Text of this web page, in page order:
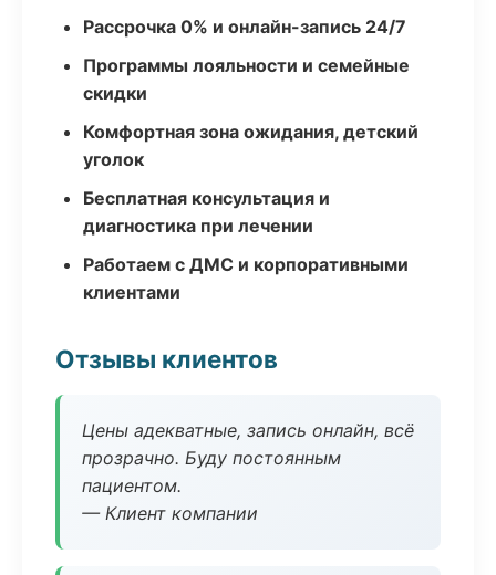
Рассрочка 0% и онлайн-запись 24/7
Программы лояльности и семейные
скидки
Комфортная зона ожидания, детский
уголок
Бесплатная консультация и
диагностика при лечении
Работаем с ДМС и корпоративными
клиентами
Отзывы клиентов
Цены адекватные, запись онлайн, всё
прозрачно. Буду постоянным
пациентом.
— Клиент компании